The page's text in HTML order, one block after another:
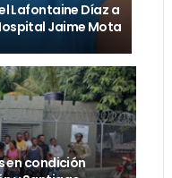
Lafontaine Díaz a
Jaime Mota
en condición